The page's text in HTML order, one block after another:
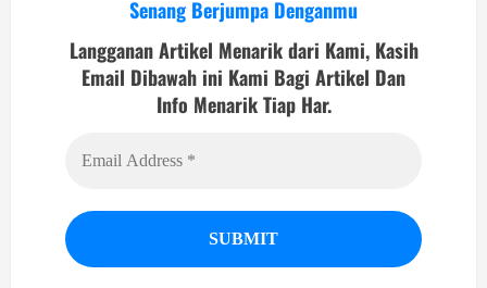
Senang Berjumpa Denganmu
Langganan Artikel Menarik dari Kami, Kasih
Email Dibawah ini Kami Bagi Artikel Dan
Info Menarik Tiap Har.